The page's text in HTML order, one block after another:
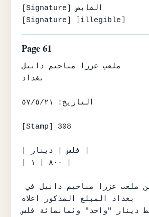
[Signature] القابض
[Signature] ⟦illegible⟧
Page 61
ملعب عزرا مناحيم دانيل
بغداد
التاريخ: ٥٧/٥/٢١
[Stamp] 308
استلمت من ملعب عزرا مناحيم دانيل في
بغداد المبلغ المذكور اعلاه
دينار "واحد" وثمانمائة فلس